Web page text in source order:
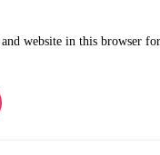
website in this browser